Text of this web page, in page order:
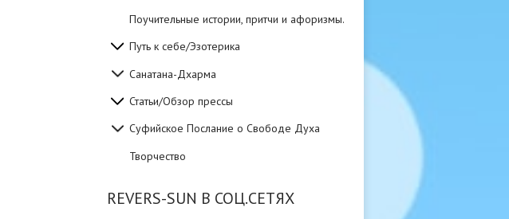
Поучительные истории, притчи и афоризмы.
Путь к себе/Эзотерика
Санатана-Дхарма
Статьи/Обзор прессы
Суфийское Послание о Свободе Духа
Творчество
REVERS-SUN В СОЦ.СЕТЯХ